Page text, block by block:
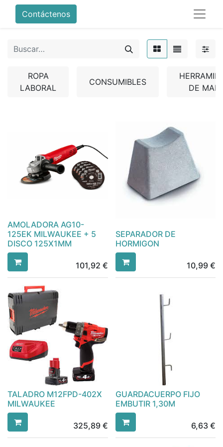
Contáctenos
ROPA
LABORAL
CONSUMIBLES
DE
AMOLADORA AG10-
125EK MILWAUKEE + 5
DISCO 125X1MM
101,92 €
SEPARADOR DE
HORMIGON
10,99 €
TALADRO M12FPD-402X
MILWAUKEE
325,89€
GUARDACUERPO FIJO
EMBUTIR 1,30M
6,63 €